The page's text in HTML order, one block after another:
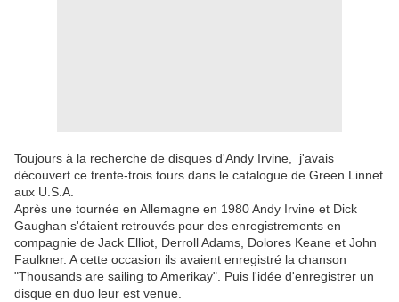
Toujours à la recherche de disques d'Andy Irvine, j'avais
découvert ce trente-trois tours dans le catalogue de Green Linnet
aux U.S.A.
Après une tournée en Allemagne en 1980 Andy Irvine et Dick
Gaughan s'étaient retrouvés pour des enregistrements en
compagnie de Jack Elliot, Derroll Adams, Dolores Keane et John
Faulkner. A cette occasion ils avaient enregistré la chanson
"Thousands are sailing to Amerikay". Puis l'idée d'enregistrer un
disque en duo leur est venue.